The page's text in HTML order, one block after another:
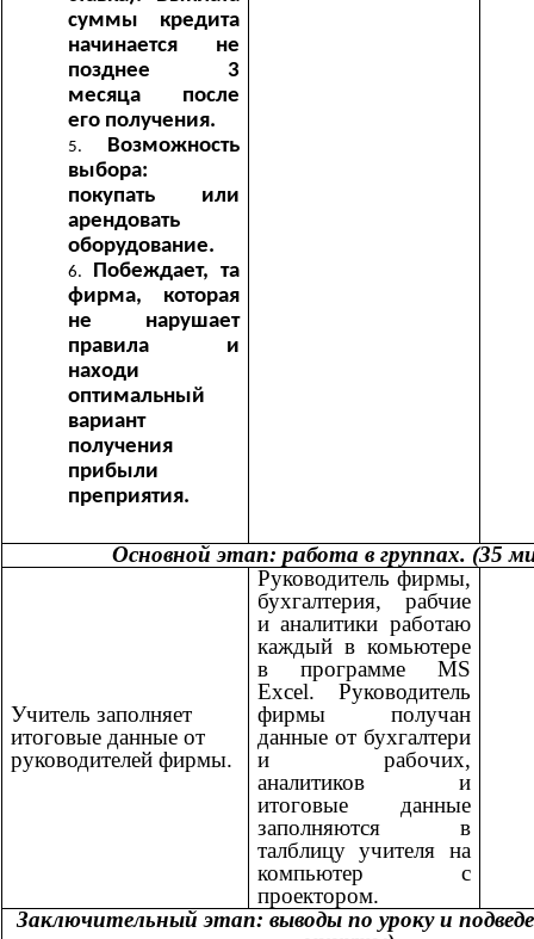
суммы кредита
начинается не
позднее 3
месяца после
его получения.
Возможность
выбора:
покупать или
арендовать
оборудование.
Побеждает, та
фирма, которая
не нарушает
правила и
находи
оптимальный
вариант
получения
прибыли
преприятия.
Основной этап: работа в группах. (35
Учитель заполняет
итоговые данные от
руководителей фирмы.
Руководитель фирмы,
бухгалтерия, рабчие
и аналитики работаю
каждый в комьютере
в программе MS
Excel. Руководитель
фирмы получан
данные от бухгалтери
и рабочих,
аналитиков и
итоговые данные
заполняются в
талблицу учителя на
компьютер с
проектором.
Заключительный этап: выводы по уроку и